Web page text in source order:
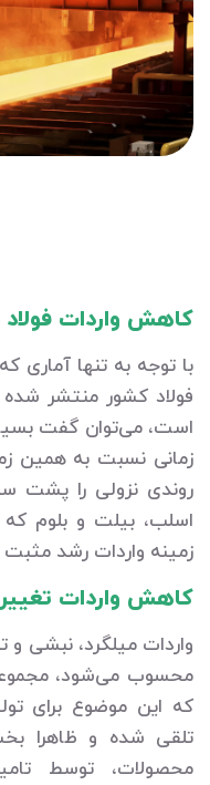
کاهش واردات فولاد
با توجه به تنها آماری
فولاد کشور منتشر شده
است، می‌توان گفت
زمانی نسبت به همین
روندی نزولی را پشت
اسلب، بیلت و بلوم
زمینه واردات رشد
کاهش واردات
واردات میلگرد، نبشی و
که این موضوع برای
تلقی شده و ظاهرا بخش
محصولات، توسط